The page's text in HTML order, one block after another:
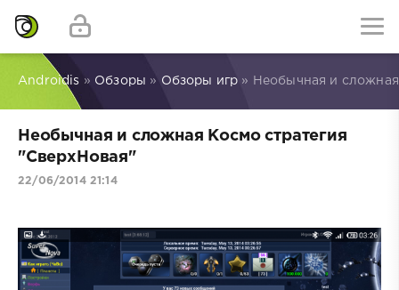
Androidis » Обзоры » Обзоры игр » Необычная и
Необычная и сложная Космо стратегия
"СверхНовая"
22/06/2014 21:14